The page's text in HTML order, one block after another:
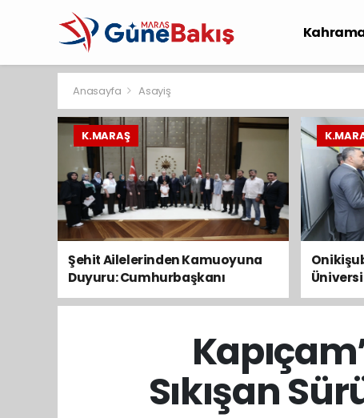
Anasayfa Asayiş
K.MARAŞ
Şehit Ailelerinden Kamuoyuna
Duyuru: Cumhurbaşkanı
Erdoğan’a Taleplerimizi İlettik
Sıkışan